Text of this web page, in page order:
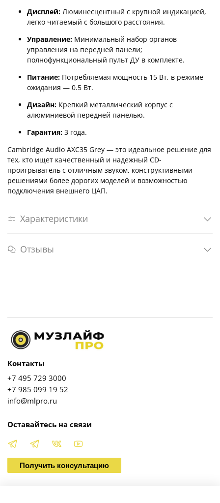
Дисплей: Люминесцентный с крупной индикацией,
легко читаемый с большого расстояния.
Управление: Минимальный набор органов
управления на передней панели;
полнофункциональный пульт ДУ в комплекте.
Питание: Потребляемая мощность 15 Вт, в режиме
ожидания — 0.5 Вт.
Дизайн: Крепкий металлический корпус с
алюминиевой передней панелью.
Гарантия: 3 года.
Cambridge Audio AXC35 Grey — это идеальное решение для
тех, кто ищет качественный и надежный CD-
проигрыватель с отличным звуком, конструктивными
решениями более дорогих моделей и возможностью
подключения внешнего ЦАП.
Характеристики
Отзывы
Контакты
+7 495 729 3000
+7 985 099 19 52
info@mlpro.ru
Оставайтесь на связи
Получить консультацию